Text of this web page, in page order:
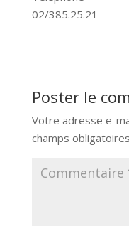
02/385.25.21
Poster le
Votre adresse e-
champs